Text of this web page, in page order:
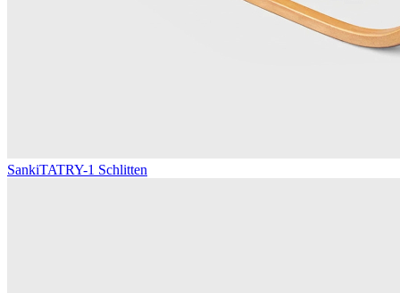
SankiTATRY-1 Schlitten